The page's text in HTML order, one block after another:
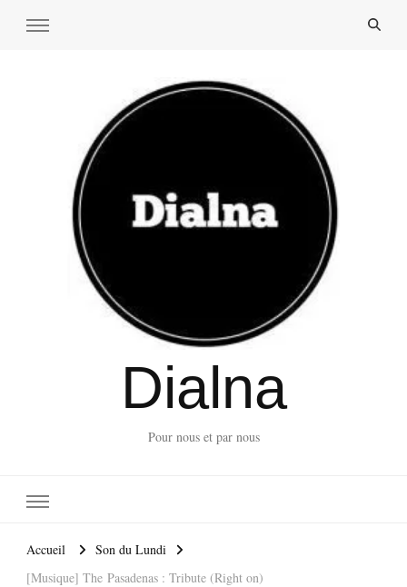
Dialna
Pour nous et par nous
Accueil
Son du Lundi
[Musique] The Pasadenas : Tribute (Right on)